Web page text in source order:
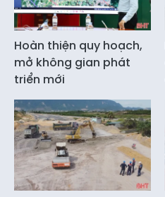
Hoàn thiện quy hoạch,
mở không gian phát
triển mới